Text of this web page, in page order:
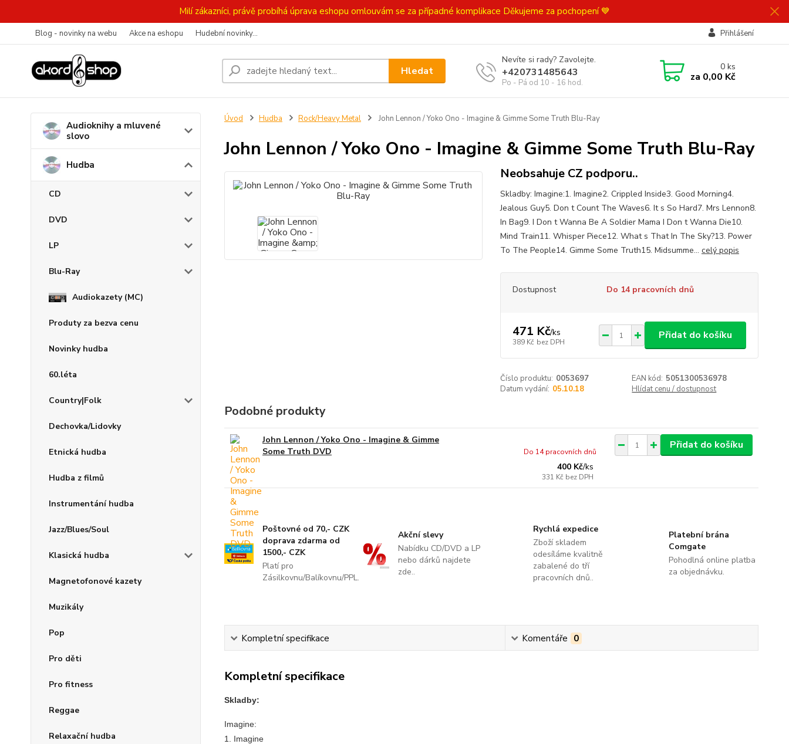
Milí zákazníci, právě probíhá úprava eshopu omlouvám se za případné komplikace Děkujeme za pochopení 💙
Blog - novinky na webu Akce na eshopu Hudební novinky... Přihlášení
Hledat
Nevíte si rady? Zavolejte.
+420731485643
Po - Pá od 10 - 16 hod.
0ks
za 0,00 Kč
Audioknihy a mluvené
slovo
Hudba
CD
DVD
LP
Blu-Ray
Audiokazety (MC)
Produty za bezva cenu
Novinky hudba
60.léta
Country|Folk
Dechovka/Lidovky
Etnická hudba
Hudba z filmů
Instrumentání hudba
Jazz/Blues/Soul
Klasická hudba
Magnetofonové kazety
Muzikály
Pop
Pro děti
Pro fitness
Reggae
Relaxační hudba
Úvod Hudba Rock/Heavy Metal John Lennon / Yoko Ono - Imagine & Gimme Some Truth Blu-Ray
John Lennon / Yoko Ono - Imagine & Gimme Some Truth Blu-Ray
Neobsahuje CZ podporu..
Skladby: Imagine:1. Imagine2. Crippled Inside3. Good Morning4.
Jealous Guy5. Don t Count The Waves6. It s So Hard7. Mrs Lennon8.
In Bag9. I Don t Wanna Be A Soldier Mama I Don t Wanna Die10.
Mind Train11. Whisper Piece12. What s That In The Sky?13. Power
To The People14. Gimme Some Truth15. Midsumme... celý popis
Dostupnost Do 14 pracovních dnů
471 Kč/ks
389 Kč bez DPH
Přidat do košíku
Číslo produktu: 0053697 EAN kód: 5051300536978
Datum vydání: 05.10.18 Hlídat cenu / dostupnost
Podobné produkty
John Lennon / Yoko Ono - Imagine & Gimme
Some Truth DVD
400 Kč/ks
331 Kč bez DPH
Do 14 pracovních dnů
Přidat do košíku
Poštovné od 70,- CZK
doprava zdarma od
1500,- CZK
Platí pro
Zásilkovnu/Balíkovnu/PPL.
Akční slevy
Nabídku CD/DVD a LP
nebo dárků najdete
zde..
Rychlá expedice
Zboží skladem
odesíláme kvalitně
zabalené do tří
pracovních dnů..
Platební brána
Comgate
Pohodlná online platba
za objednávku.
Kompletní specifikace Komentáře 0
Kompletní specifikace
Skladby:
Imagine:
1. Imagine